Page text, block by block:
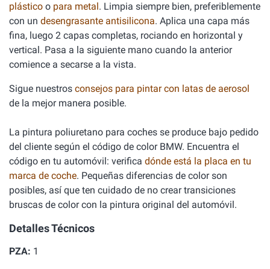
plástico o para metal. Limpia siempre bien, preferiblemente
con un desengrasante antisilicona. Aplica una capa más
fina, luego 2 capas completas, rociando en horizontal y
vertical. Pasa a la siguiente mano cuando la anterior
comience a secarse a la vista.
Sigue nuestros consejos para pintar con latas de aerosol
de la mejor manera posible.
La pintura poliuretano para coches se produce bajo pedido
del cliente según el código de color BMW. Encuentra el
código en tu automóvil: verifica dónde está la placa en tu
marca de coche. Pequeñas diferencias de color son
posibles, así que ten cuidado de no crear transiciones
bruscas de color con la pintura original del automóvil.
Detalles Técnicos
PZA: 1